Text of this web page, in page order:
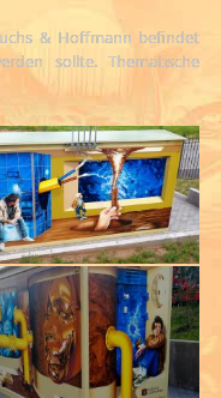
& Hoffmann befindet
sollte. Thematische